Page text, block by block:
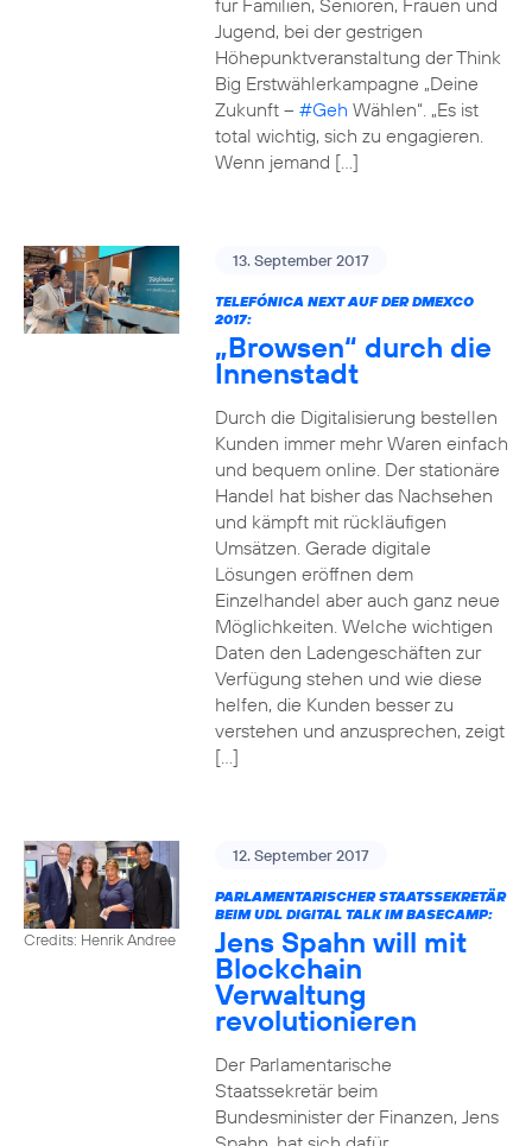
für Familien, Senioren, Frauen und
Jugend, bei der gestrigen
Höhepunktveranstaltung der Think
Big Erstwählerkampagne „Deine
Zukunft – #Geh Wählen“. „Es ist
total wichtig, sich zu engagieren.
Wenn jemand […]
13. September 2017
TELEFÓNICA NEXT AUF DER DMEXCO
2017:
„Browsen“ durch die
Innenstadt
Durch die Digitalisierung bestellen
Kunden immer mehr Waren einfach
und bequem online. Der stationäre
Handel hat bisher das Nachsehen
und kämpft mit rückläufigen
Umsätzen. Gerade digitale
Lösungen eröffnen dem
Einzelhandel aber auch ganz neue
Möglichkeiten. Welche wichtigen
Daten den Ladengeschäften zur
Verfügung stehen und wie diese
helfen, die Kunden besser zu
verstehen und anzusprechen, zeigt
[…]
Credits: Henrik Andree
12. September 2017
PARLAMENTARISCHER STAATSSEKRETÄR
BEIM UDL DIGITAL TALK IM BASECAMP:
Jens Spahn will mit
Blockchain
Verwaltung
revolutionieren
Der Parlamentarische
Staatssekretär beim
Bundesminister der Finanzen, Jens